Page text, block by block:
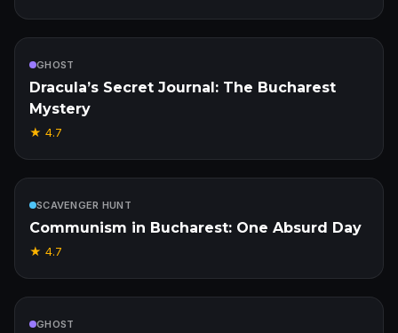
GHOST
Dracula’s Secret Journal: The Bucharest
Mystery
★ 4.7
SCAVENGER HUNT
Communism in Bucharest: One Absurd Day
★ 4.7
GHOST